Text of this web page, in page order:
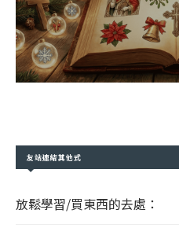
友站連結其他式
放鬆學習/買東西的去處：